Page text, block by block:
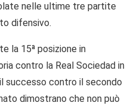
nelle ultime tre partite
difensivo.
la 15ª posizione in
contro la Real Sociedad in
successo contro il secondo
dimostrano che non può